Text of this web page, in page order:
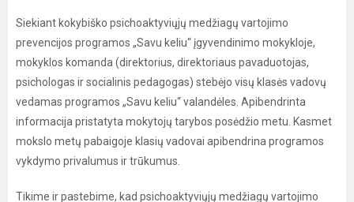
Siekiant kokybiško psichoaktyviųjų medžiagų vartojimo
prevencijos programos „Savu keliu“ įgyvendinimo mokykloje,
mokyklos komanda (direktorius, direktoriaus pavaduotojas,
psichologas ir socialinis pedagogas) stebėjo visų klasės vadovų
vedamas programos „Savu keliu“ valandėles. Apibendrinta
informacija pristatyta mokytojų tarybos posėdžio metu. Kasmet
mokslo metų pabaigoje klasių vadovai apibendrina programos
vykdymo privalumus ir trūkumus.
Tikime ir pastebime, kad psichoaktyviųjų medžiagų vartojimo